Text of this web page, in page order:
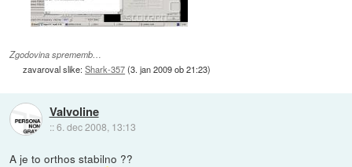
Zgodovina sprememb…
zavaroval slike:Shark-357(3. jan 2009 ob 21:23)
Valvoline
::6. dec 2008, 13:13
A je to orthos stabilno ??